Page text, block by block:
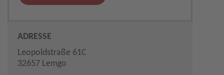
ADRESSE
Leopoldstraße 61C
32657 Lemgo